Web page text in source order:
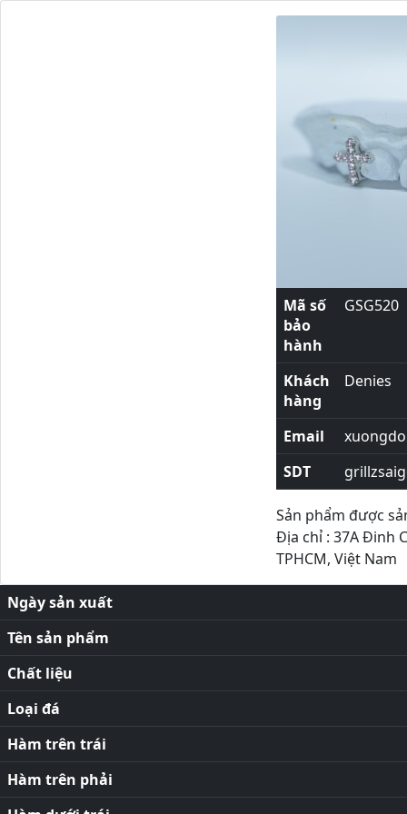
Mã số
bảo
hành
GSG520
Khách
hàng
Denies
Email
SDT
Sản phẩm được
Địa chỉ : 37A Đinh
TPHCM, Việt Nam
Ngày sản xuất
Tên sản phẩm
Chất liệu
Loại đá
Hàm trên trái
Hàm trên phải